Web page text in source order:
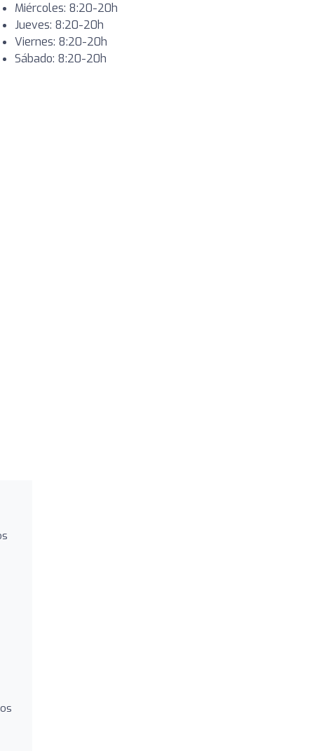
Miércoles: 8:20-20h
Jueves: 8:20-20h
Viernes: 8:20-20h
Sábado: 8:20-20h